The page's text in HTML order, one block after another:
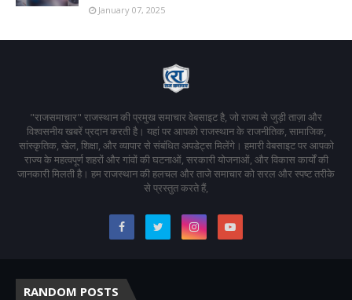
January 07, 2025
"राजसमाचार" राजस्थान की प्रमुख समाचार वेबसाइट है, जो राज्य से जुड़ी ताज़ा और
विश्वसनीय खबरें प्रदान करती है। यहां पर आपको राजस्थान के राजनीतिक, सामाजिक,
सांस्कृतिक, खेल, शिक्षा, और व्यापार से संबंधित अपडेट्स मिलेंगे। हमारी वेबसाइट पर आपको
राज्य के महत्वपूर्ण शहरों और गांवों की घटनाओं, सरकारी योजनाओं, और विकास कार्यों की
जानकारी मिलती है। हम राजस्थान की हलचल और ताजे समाचार को सरल और स्पष्ट तरीके
से प्रस्तुत करते हैं,
RANDOM POSTS